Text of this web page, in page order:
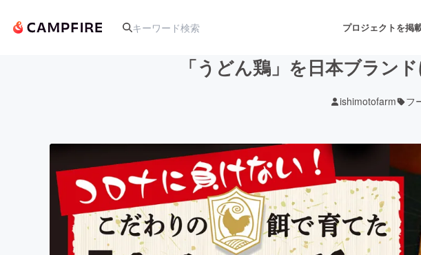
プロジェクトを掲
アート・写真 音楽
テクノロジー・ガジェット ゲーム・サービス開発
映像・映画 書籍・雑誌出版
「うどん鶏」を日本ブラン
ishimotofarm フ